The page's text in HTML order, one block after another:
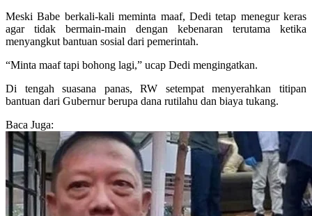
Meski Babe berkali-kali meminta maaf, Dedi tetap menegur keras
agar tidak bermain-main dengan kebenaran terutama ketika
menyangkut bantuan sosial dari pemerintah.
“Minta maaf tapi bohong lagi,” ucap Dedi mengingatkan.
Di tengah suasana panas, RW setempat menyerahkan titipan
bantuan dari Gubernur berupa dana rutilahu dan biaya tukang.
Baca Juga: